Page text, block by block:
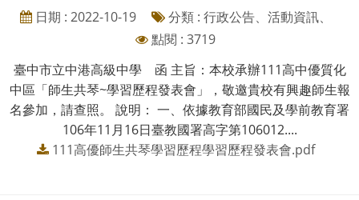
日期 : 2022-10-19
分類 : 行政公告、活動資訊、
點閱 : 3719
臺中市立中港高級中學 函 主旨：本校承辦111高中優質化
中區「師生共琴~學習歷程發表會」，敬邀貴校有興趣師生報
名參加，請查照。 說明： 一、依據教育部國民及學前教育署
106年11月16日臺教國署高字第106012....
111高優師生共琴學習歷程學習歷程發表會.pdf